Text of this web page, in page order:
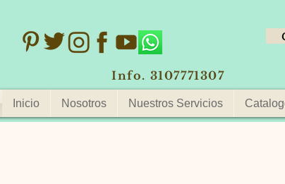
Info. 3107771307
Inicio Nosotros Nuestros Servicios